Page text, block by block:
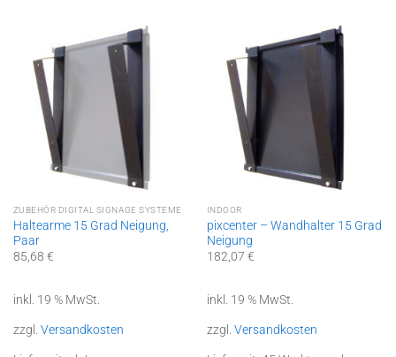
ZUBEHÖR DIGITAL SIGNAGE SYSTEME
Haltearme 15 Grad Neigung,
Paar
85,68 €
inkl. 19 % MwSt.
zzgl. Versandkosten
INDOOR
pixcenter – Wandhalter 15 Grad
Neigung
182,07 €
inkl. 19 % MwSt.
zzgl. Versandkosten